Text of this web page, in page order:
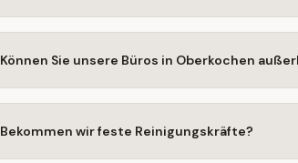
Können Sie unsere Büros in Oberkochen
Bekommen wir feste Reinigungskräfte?